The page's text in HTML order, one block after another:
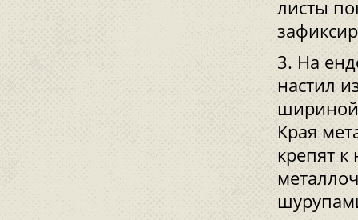
листы
На
настил
шириной
Края
крепят к